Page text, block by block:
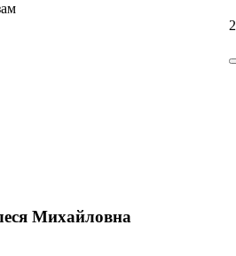
Михайловна